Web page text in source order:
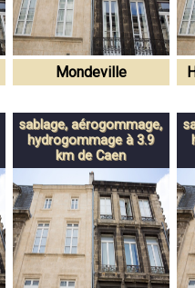
Mondeville
sablage, aérogommage,
hydrogommage à 3.9
km de Caen